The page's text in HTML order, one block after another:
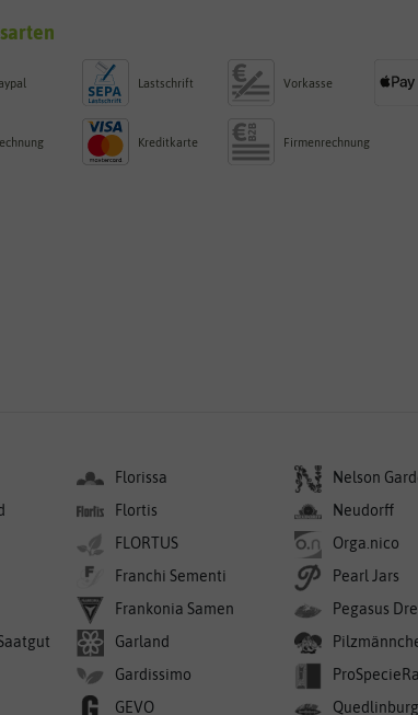
Lastschrift Vorkasse
Kreditkarte Firmenrechnung
Florissa
Flortis
FLORTUS
Franchi Sementi
Frankonia Samen
Garland
Gardissimo
GEVO
Nelson
Neudorff
Orga.nico
Pearl Jars
Pegasus